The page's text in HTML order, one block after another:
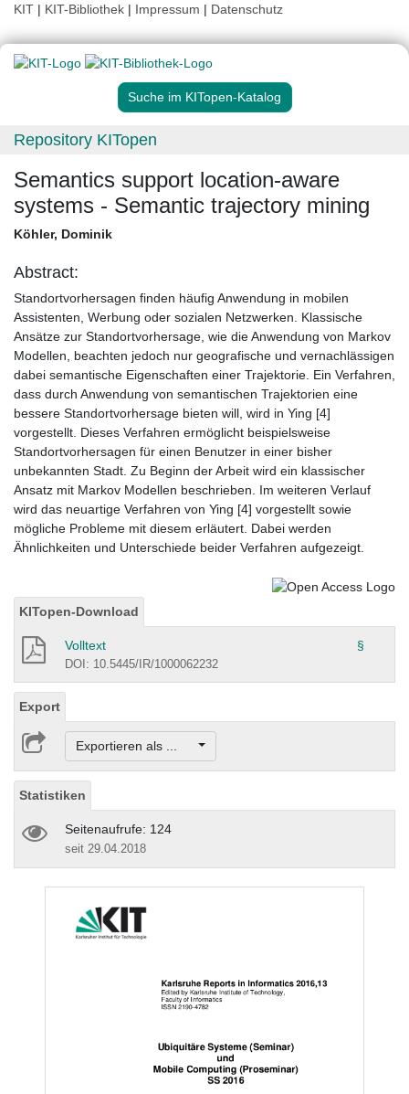
KIT | KIT-Bibliothek | Impressum | Datenschutz
Suche im KITopen-Katalog
Repository KITopen
Semantics support location-aware
systems - Semantic trajectory mining
Köhler, Dominik
Abstract:
Standortvorhersagen finden häufig Anwendung in mobilen
Assistenten, Werbung oder sozialen Netzwerken. Klassische
Ansätze zur Standortvorhersage, wie die Anwendung von Markov
Modellen, beachten jedoch nur geografische und vernachlässigen
dabei semantische Eigenschaften einer Trajektorie. Ein Verfahren,
dass durch Anwendung von semantischen Trajektorien eine
bessere Standortvorhersage bieten will, wird in Ying [4]
vorgestellt. Dieses Verfahren ermöglicht beispielsweise
Standortvorhersagen für einen Benutzer in einer bisher
unbekannten Stadt. Zu Beginn der Arbeit wird ein klassischer
Ansatz mit Markov Modellen beschrieben. Im weiteren Verlauf
wird das neuartige Verfahren von Ying [4] vorgestellt sowie
mögliche Probleme mit diesem erläutert. Dabei werden
Ähnlichkeiten und Unterschiede beider Verfahren aufgezeigt.
KITopen-Download
Volltext §
DOI: 10.5445/IR/1000062232
Export
Exportieren als ...
Statistiken
Seitenaufrufe: 124
seit 29.04.2018